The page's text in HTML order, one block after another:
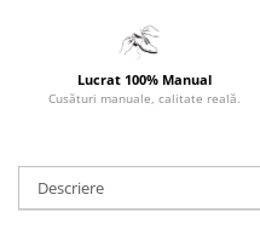
Lucrat 100% Manual
Cusături manuale, calitate reală.
Descriere